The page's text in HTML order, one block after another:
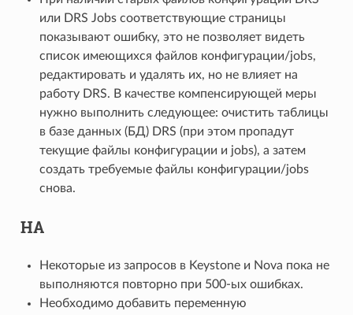
или DRS Jobs соответствующие страницы
показывают ошибку, это не позволяет видеть
список имеющихся файлов конфигурации/jobs,
редактировать и удалять их, но не влияет на
работу DRS. В качестве компенсирующей меры
нужно выполнить следующее: очистить таблицы
в базе данных (БД) DRS (при этом пропадут
текущие файлы конфигурации и jobs), а затем
создать требуемые файлы конфигурации/jobs
снова.
HA
Некоторые из запросов в Keystone и Nova пока не
выполняются повторно при 500-ых ошибках.
Необходимо добавить переменную